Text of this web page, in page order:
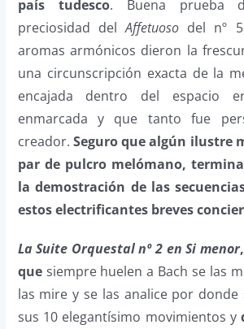
país tudesco. Buena prueba
preciosidad delAffetuoso del nº
aromas armónicos dieron la
una circunscripción exacta de la
encajada dentro del espacio
enmarcada y que tanto fue
creador. Seguro que algún ilustre
par de pulcro melómano,
la demostración de las
estos electrificantes breves
La Suite Orquestal nº 2 en Si menor
quesiempre huelen a Bach se las
las mire y se las analice por donde
sus 10 elegantísimo movimientos y